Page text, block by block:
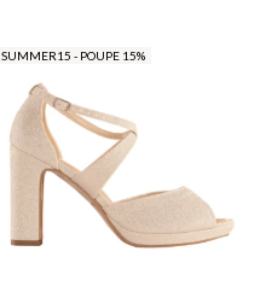
SUMMER15 - POUPE 15%